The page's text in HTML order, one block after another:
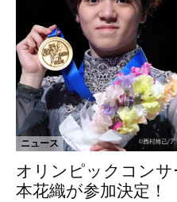
ニュース
オリンピックコンサ
本花織が参加決定！